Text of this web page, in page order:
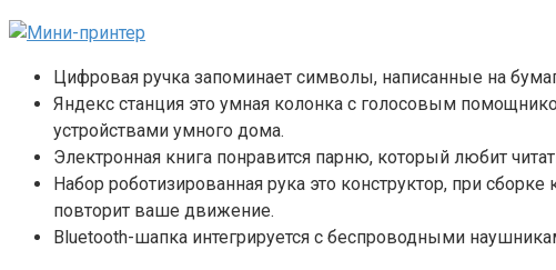
Цифровая ручка запоминает символы, написанные на
Яндекс станция это умная колонка с голосовым
устройствами умного дома.
Электронная книга понравится парню, который любит
Набор роботизированная рука это конструктор, при
повторит ваше движение.
Bluetooth-шапка интегрируется с беспроводными